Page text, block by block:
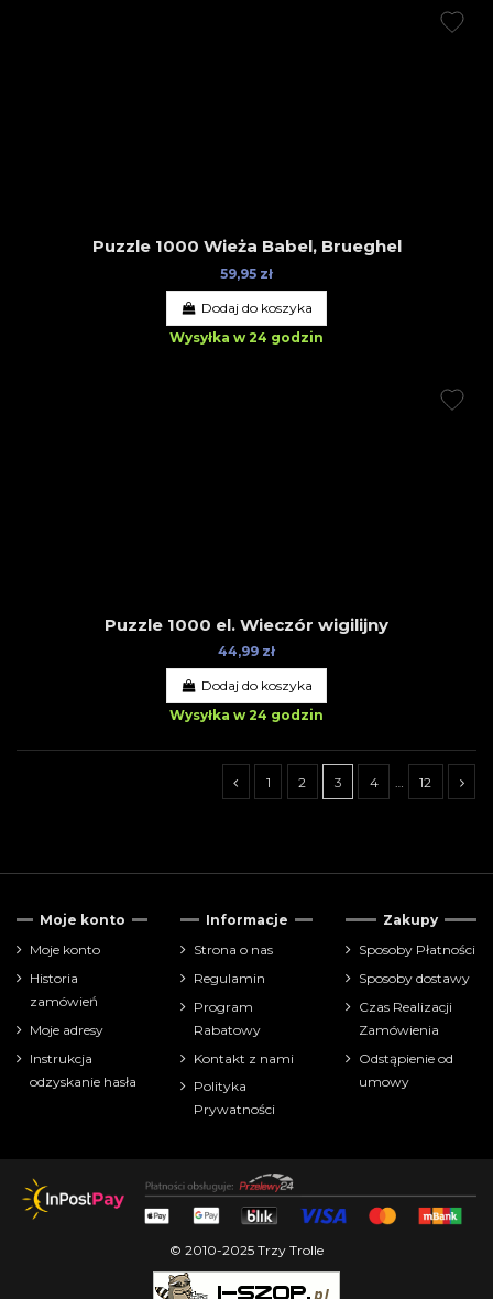
Puzzle 1000 Wieża Babel, Brueghel
59,95 zł
Dodaj do koszyka
Wysyłka w 24 godzin
Puzzle 1000 el. Wieczór wigilijny
44,99 zł
Dodaj do koszyka
Wysyłka w 24 godzin
1 2 3 4 12
Cena
zł
puzzle
Moje konto
Moje konto
Historia
zamówień
Moje adresy
Instrukcja
odzyskanie hasła
Informacje
Strona o nas
Regulamin
Program
Rabatowy
Kontakt z nami
Polityka
Prywatności
Zakupy
Sposoby Płatności
Sposoby dostawy
Czas Realizacji
Zamówienia
Odstąpienie od
umowy
© 2010-2025 Trzy Trolle